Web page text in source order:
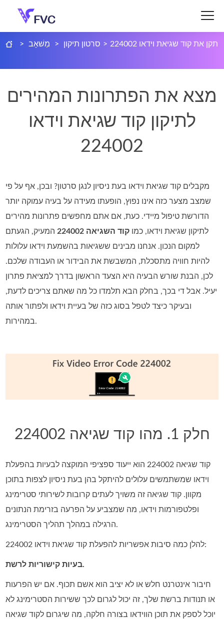
> מַשׁאָב > סרטון תיקון > תקן את קוד שגיאת וידאו 224002
מצא את הפתרונות המהירים
לתיקון קוד שגיאת וידאו
224002
מקבלים קוד שגיאת וידאו בעת ניסיון לנגן סרטון? ובכן, אף על פי
שמצב מצער כזה אינו נפוץ, הופעתו מעידה על בעיה עמוקה יותר
הדורשת טיפול מיידי. כעת, אם אתם מחפשים פתרונות מהירים
לתיקון שגיאת וידאו, כמו קוד השגיאה 224002
המעיק, הגעתם
למקום הנכון. אנחנו מבינים ששגיאות בהשמעת וידאו עלולות
להיות חוויה מתסכלת, המשבשת את הבידור או העבודה שלכם.
לכן, הבנת שורש הבעיה היא הצעד הראשון בדרך למציאת פתרון
יעיל. אבל די בכך, בחלק הבא תלמדו כל מה שאתם צריכים לדעת,
ובעיקר כיצד לטפל בסוג כזה של בעיית וידאו ולפתור אותה
במהירות.
חלק 1. מהו קוד שגיאה 224002
קוד שגיאה 224002 הוא ייעוד ספציפי המוקצה לבעיות בהפעלת
וידאו שמשתמשים עלולים להיתקל בהן בעת ניסיון לצפות בתוכן
מקוון. קוד שגיאה זה משויך לעתים קרובות לשירותי סטרימינג
ופלטפורמות וידאו, מה שמצביע על הפרעה בזרימת הנתונים
הרגילה במהלך תהליך הסטרימינג.
להלן כמה סיבות אפשריות להפעלת קוד שגיאת וידאו 224002:
בעיות קישוריות לרשת.
חיבור אינטרנט חלש או לא יציב הוא אשם תכוף. אם יש הפרעות
או תנודות ברשת שלך, זה יכול לגרום לכך ששירות הסטרימינג לא
יוכל לספק את תוכן הווידאו בצורה חלקה, מה שיגרום לקוד שגיאה